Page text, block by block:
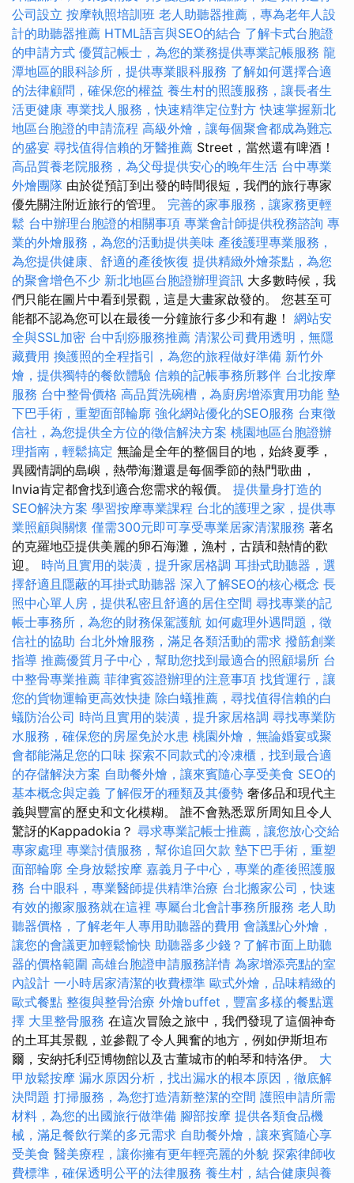
公司設立 按摩執照培訓班 老人助聽器推薦，專為老年人設
計的助聽器推薦 HTML語言與SEO的結合 了解卡式台胞證
的申請方式 優質記帳士，為您的業務提供專業記帳服務 龍
潭地區的眼科診所，提供專業眼科服務 了解如何選擇合適
的法律顧問，確保您的權益 養生村的照護服務，讓長者生
活更健康 專業找人服務，快速精準定位對方 快速掌握新北
地區台胞證的申請流程 高級外燴，讓每個聚會都成為難忘
的盛宴 尋找值得信賴的牙醫推薦 Street，當然還有啤酒！
高品質養老院服務，為父母提供安心的晚年生活 台中專業
外燴團隊 由於從預訂到出發的時間很短，我們的旅行專家
優先關注附近旅行的管理。 完善的家事服務，讓家務更輕
鬆 台中辦理台胞證的相關事項 專業會計師提供稅務諮詢 專
業的外燴服務，為您的活動提供美味 產後護理專業服務，
為您提供健康、舒適的產後恢復 提供精緻外燴茶點，為您
的聚會增色不少 新北地區台胞證辦理資訊 大多數時候，我
們只能在圖片中看到景觀，這是大畫家啟發的。 您甚至可
能都不認為您可以在最後一分鐘旅行多少和有趣！ 網站安
全與SSL加密 台中刮痧服務推薦 清潔公司費用透明，無隱
藏費用 換護照的全程指引，為您的旅程做好準備 新竹外
燴，提供獨特的餐飲體驗 信賴的記帳事務所夥伴 台北按摩
服務 台中整骨價格 高品質洗碗槽，為廚房增添實用功能 墊
下巴手術，重塑面部輪廓 強化網站優化的SEO服務 台東徵
信社，為您提供全方位的徵信解決方案 桃園地區台胞證辦
理指南，輕鬆搞定 無論是全年的整個目的地，始終夏季，
異國情調的島嶼，熱帶海灘還是每個季節的熱門歌曲，
Invia肯定都會找到適合您需求的報價。 提供量身打造的
SEO解決方案 學習按摩專業課程 台北的護理之家，提供專
業照顧與關懷 僅需300元即可享受專業居家清潔服務 著名
的克羅地亞提供美麗的卵石海灘，漁村，古蹟和熱情的歡
迎。 時尚且實用的裝潢，提升家居格調 耳掛式助聽器，選
擇舒適且隱蔽的耳掛式助聽器 深入了解SEO的核心概念 長
照中心單人房，提供私密且舒適的居住空間 尋找專業的記
帳士事務所，為您的財務保駕護航 如何處理外遇問題，徵
信社的協助 台北外燴服務，滿足各類活動的需求 撥筋創業
指導 推薦優質月子中心，幫助您找到最適合的照顧場所 台
中整骨專業推薦 菲律賓簽證辦理的注意事項 找貨運行，讓
您的貨物運輸更高效快捷 除白蟻推薦，尋找值得信賴的白
蟻防治公司 時尚且實用的裝潢，提升家居格調 尋找專業防
水服務，確保您的房屋免於水患 桃園外燴，無論婚宴或聚
會都能滿足您的口味 探索不同款式的冷凍櫃，找到最合適
的存儲解決方案 自助餐外燴，讓來賓隨心享受美食 SEO的
基本概念與定義 了解假牙的種類及其優勢 奢侈品和現代主
義與豐富的歷史和文化模糊。 誰不會熟悉眾所周知且令人
驚訝的Kappadokia？ 尋求專業記帳士推薦，讓您放心交給
專家處理 專業討債服務，幫你追回欠款 墊下巴手術，重塑
面部輪廓 全身放鬆按摩 嘉義月子中心，專業的產後照護服
務 台中眼科，專業醫師提供精準治療 台北搬家公司，快速
有效的搬家服務就在這裡 專屬台北會計事務所服務 老人助
聽器價格，了解老年人專用助聽器的費用 會議點心外燴，
讓您的會議更加輕鬆愉快 助聽器多少錢？了解市面上助聽
器的價格範圍 高雄台胞證申請服務詳情 為家增添亮點的室
內設計 一小時居家清潔的收費標準 歐式外燴，品味精緻的
歐式餐點 整復與整骨治療 外燴buffet，豐富多樣的餐點選
擇 大里整骨服務 在這次冒險之旅中，我們發現了這個神奇
的土耳其景觀，並參觀了令人興奮的地方，例如伊斯坦布
爾，安納托利亞博物館以及古董城市的帕琴和特洛伊。 大
甲放鬆按摩 漏水原因分析，找出漏水的根本原因，徹底解
決問題 打掃服務，為您打造清新整潔的空間 護照申請所需
材料，為您的出國旅行做準備 腳部按摩 提供各類食品機
械，滿足餐飲行業的多元需求 自助餐外燴，讓來賓隨心享
受美食 醫美療程，讓你擁有更年輕亮麗的外貌 探索律師收
費標準，確保透明公平的法律服務 養生村，結合健康與養